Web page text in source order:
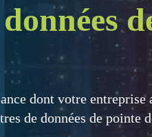
dont votre entreprise
de données de pointe